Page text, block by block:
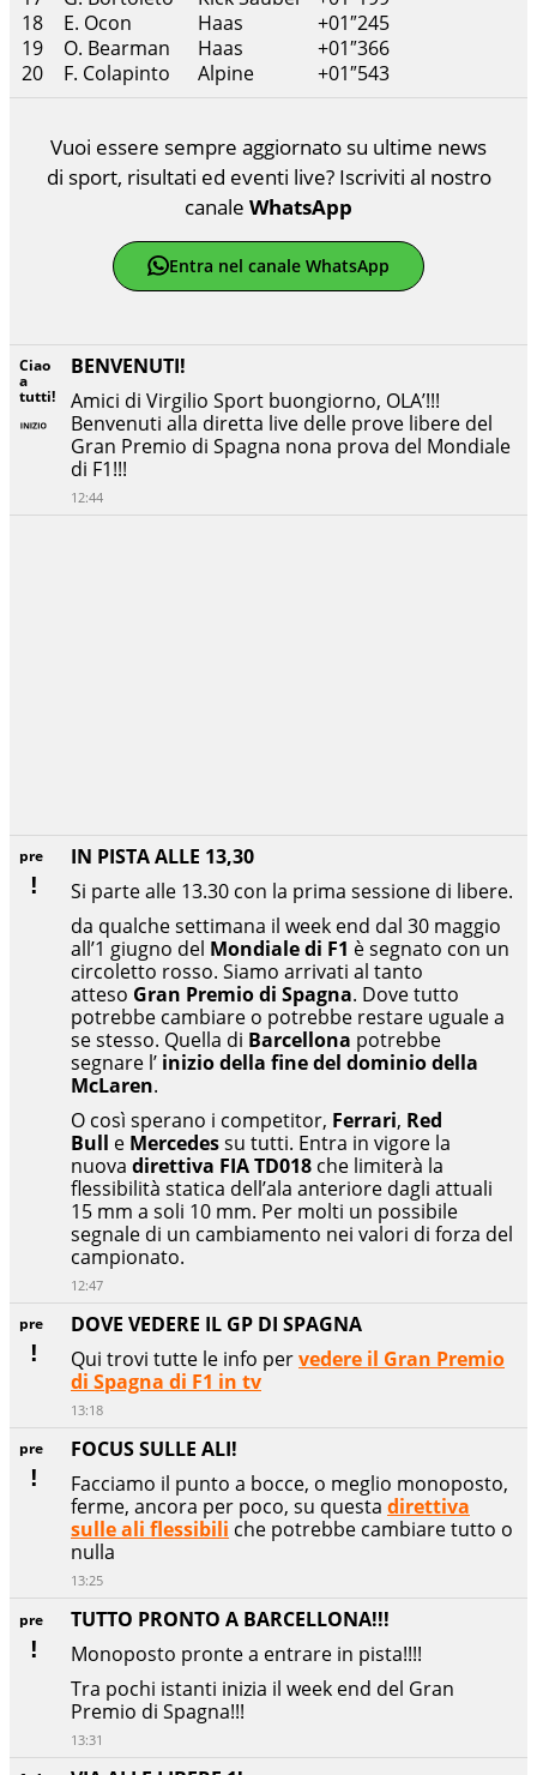
18
E. Ocon Haas
+01″245
19
O. Bearman Haas
+01″366
20
F. Colapinto Alpine +01″543
pre
TUTTO PRONTO A BARCELLONA!!!
Monoposto pronte a entrare in pista!!!!
Tra pochi istanti inizia il week end del Gran
Premio di Spagna!!!
13:31
pre
FOCUS SULLE ALI!
Facciamo il punto a bocce, o meglio monoposto,
ferme, ancora per poco, su questa direttiva
sulle ali flessibili che potrebbe cambiare tutto o
nulla
13:25
pre
DOVE VEDERE IL GP DI SPAGNA
Qui trovi tutte le info pervedere il Gran Premio
di Spagna di F1 in tv
13:18
pre
IN PISTA ALLE 13,30
Si parte alle 13.30 con la prima sessione di libere.
da qualche settimana il week end dal 30 maggio
all’1 giugno del Mondiale di F1 è segnato con un
circoletto rosso. Siamo arrivati al tanto
atteso Gran Premio di Spagna. Dove tutto
potrebbe cambiare o potrebbe restare uguale a
se stesso. Quella di Barcellona potrebbe
segnare l’ inizio della fine del dominio della
McLaren.
O così sperano i competitor, Ferrari, Red
Bull e Mercedessu tutti. Entra in vigore la
nuova direttiva FIA TD018 che limiterà la
flessibilità statica dell’ala anteriore dagli attuali
15 mm a soli 10 mm. Per molti un possibile
segnale di un cambiamento nei valori di forza del
campionato.
12:47
Ciao
a
tutti!
BENVENUTI!
Amici di Virgilio Sport buongiorno, OLA’!!!
Benvenuti alla diretta live delle prove libere del
Gran Premio di Spagna nona prova del Mondiale
di F1!!!
12:44
Vuoi essere sempre aggiornato su ultime news
di sport, risultati ed eventi live? Iscriviti al nostro
canale WhatsApp
Entra nel canale WhatsApp